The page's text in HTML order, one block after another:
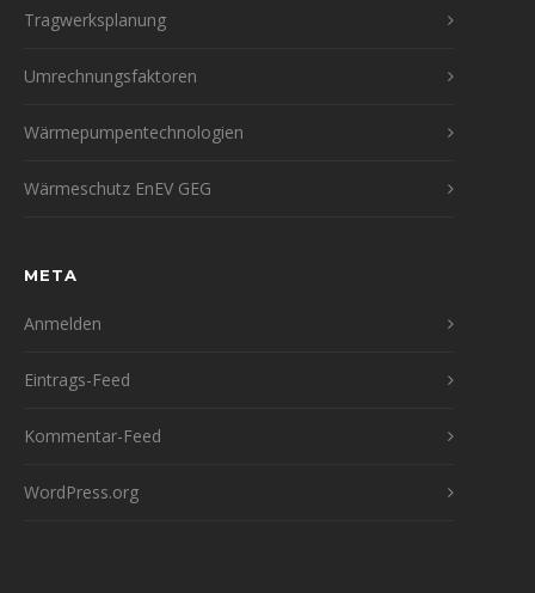
Tragwerksplanung
Umrechnungsfaktoren
Wärmepumpentechnologien
Wärmeschutz EnEV GEG
META
Anmelden
Eintrags-Feed
Kommentar-Feed
WordPress.org